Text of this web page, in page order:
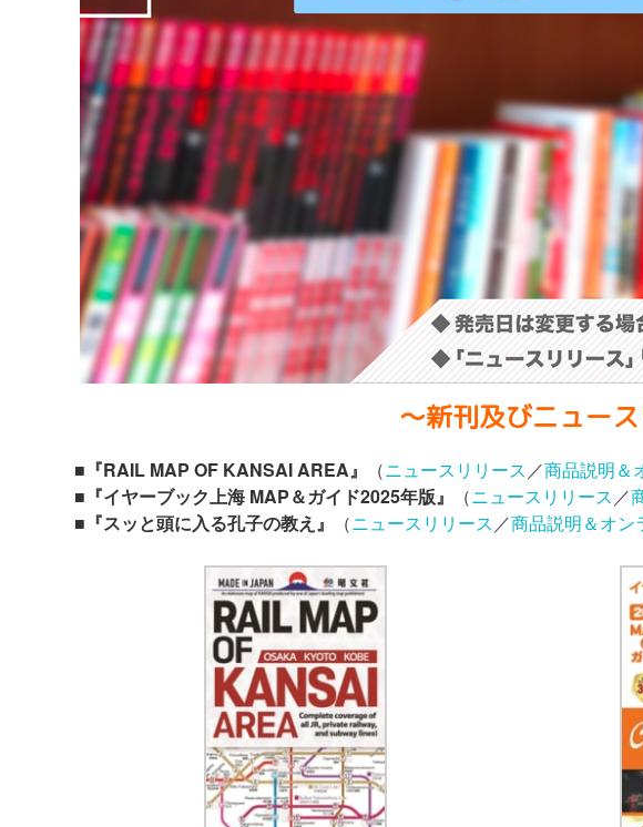
〜新刊及びニュー
■『RAIL MAP OF KANSAI AREA』 （ニュースリリース ／商品説明＆
■『イヤーブック上海 MAP＆ガイド2025年版』
（ニュースリリース ／
■『スッと頭に入る孔子の教え』
（ニュースリリース ／商品説明＆オン